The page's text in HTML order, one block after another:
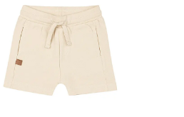
was:
€ 22.99.
is:
€ 19.99.